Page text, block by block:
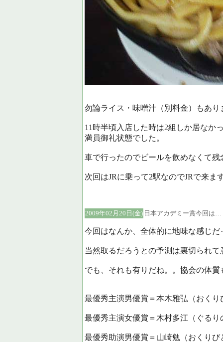
勿論ライス・味噌汁（別料金）もあり
11時半頃入店した時は2組しか居なか
満員御礼状態でした。
車で行ったのでビールを飲めなくて残
次回はJRに乗って2駅なのでJRで来ま
2009年02月20日(金) 日本アカデミー賞今回は…
今回はなんか、全体的に地味な感じ
当然取るだろうとの予測は裏切られ
でも、それも有りだね。。協会の体
最優秀主演男優賞＝本木雅弘（おくり
最優秀主演女優賞＝木村多江（ぐるり
最優秀助演男優賞＝山崎勉（おくりび